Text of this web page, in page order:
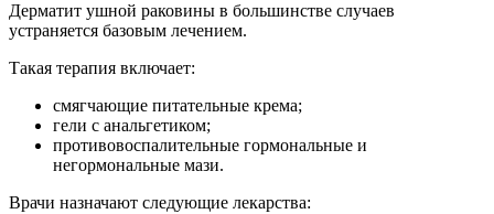
Дерматит ушной раковины в большинстве случаев
устраняется базовым лечением.
Такая терапия включает:
смягчающие питательные крема;
гели с анальгетиком;
противовоспалительные гормональные и
негормональные мази.
Врачи назначают следующие лекарства: